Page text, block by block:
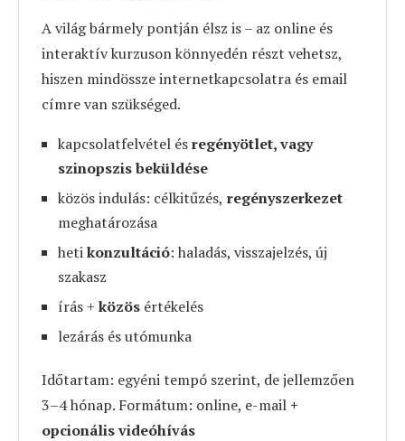
A világ bármely pontján élsz is – az online és
interaktív kurzuson könnyedén részt vehetsz,
hiszen mindössze internetkapcsolatra és email
címre van szükséged.
kapcsolatfelvétel ésregényötlet, vagy
szinopszis beküldése
közös indulás: célkitűzés, regényszerkezet
meghatározása
hetikonzultáció: haladás, visszajelzés, új
szakasz
írás + közös értékelés
lezárás és utómunka
Időtartam: egyéni tempó szerint, de jellemzően
3–4 hónap. Formátum: online, e-mail +
opcionális videóhívás